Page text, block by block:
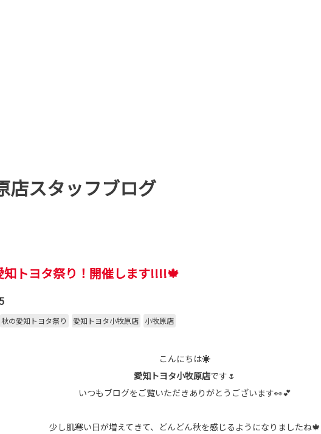
店スタッフブログ
知トヨタ祭り！開催します!!!!🍁
秋の愛知トヨタ祭り 愛知トヨタ小牧原店 小牧原店
こんにちは☀
愛知トヨタ小牧原店です🌷
いつもブログをご覧いただきありがとうございます👀💕
少し肌寒い日が増えてきて、どんどん秋を感じるようになりましたね🍁